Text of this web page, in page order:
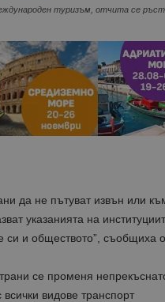
туризъм, отчита се
да не пътуват извън или
указанията на
си и обществото”, съобщиха
се променя
видове транспорт